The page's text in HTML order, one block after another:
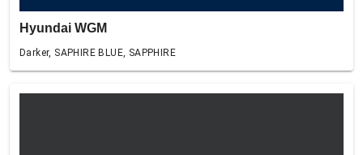
Hyundai WGM
Darker, SAPHIRE BLUE, SAPPHIRE